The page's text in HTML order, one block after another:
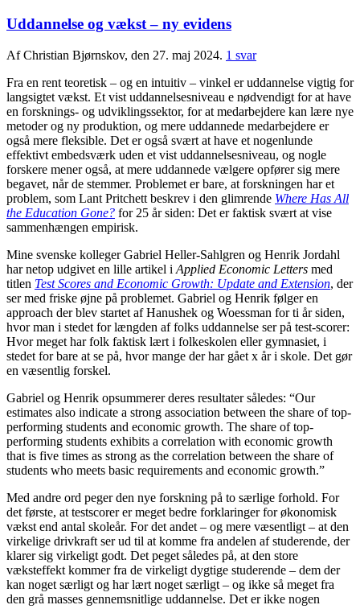
Uddannelse og vækst – ny evidens
Af Christian Bjørnskov, den 27. maj 2024. 1 svar
Fra en rent teoretisk – og en intuitiv – vinkel er uddannelse vigtig for
langsigtet vækst. Et vist uddannelsesniveau e nødvendigt for at have
en forsknings- og udviklingssektor, for at medarbejdere kan lære nye
metoder og ny produktion, og mere uddannede medarbejdere er
også mere fleksible. Det er også svært at have et nogenlunde
effektivt embedsværk uden et vist uddannelsesniveau, og nogle
forskere mener også, at mere uddannede vælgere opfører sig mere
begavet, når de stemmer. Problemet er bare, at forskningen har et
problem, som Lant Pritchett beskrev i den glimrende Where Has All
the Education Gone? for 25 år siden: Det er faktisk svært at vise
sammenhængen empirisk.
Mine svenske kolleger Gabriel Heller-Sahlgren og Henrik Jordahl
har netop udgivet en lille artikel i Applied Economic Letters med
titlen Test Scores and Economic Growth: Update and Extension, der
ser med friske øjne på problemet. Gabriel og Henrik følger en
approach der blev startet af Hanushek og Woessman for ti år siden,
hvor man i stedet for længden af folks uddannelse ser på test-scorer:
Hvor meget har folk faktisk lært i folkeskolen eller gymnasiet, i
stedet for bare at se på, hvor mange der har gået x år i skole. Det gør
en væsentlig forskel.
Gabriel og Henrik opsummerer deres resultater således: “Our
estimates also indicate a strong association between the share of top-
performing students and economic growth. The share of top-
performing students exhibits a correlation with economic growth
that is five times as strong as the correlation between the share of
students who meets basic requirements and economic growth.”
Med andre ord peger den nye forskning på to særlige forhold. For
det første, at testscorer er meget bedre forklaringer for økonomisk
vækst end antal skoleår. For det andet – og mere væsentligt – at den
virkelige drivkraft ser ud til at komme fra andelen af studerende, der
klarer sig virkeligt godt. Det peget således på, at den store
væksteffekt kommer fra de virkeligt dygtige studerende – dem der
kan noget særligt og har lært noget særligt – og ikke så meget fra
den grå masses gennemsnitlige uddannelse. Det er ikke nogen